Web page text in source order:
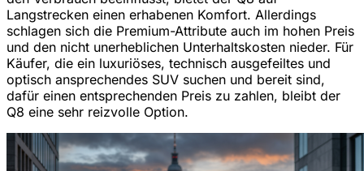
Langstrecken einen erhabenen Komfort. Allerdings
schlagen sich die Premium-Attribute auch im hohen Preis
und den nicht unerheblichen Unterhaltskosten nieder. Für
Käufer, die ein luxuriöses, technisch ausgefeiltes und
optisch ansprechendes SUV suchen und bereit sind,
dafür einen entsprechenden Preis zu zahlen, bleibt der
Q8 eine sehr reizvolle Option.